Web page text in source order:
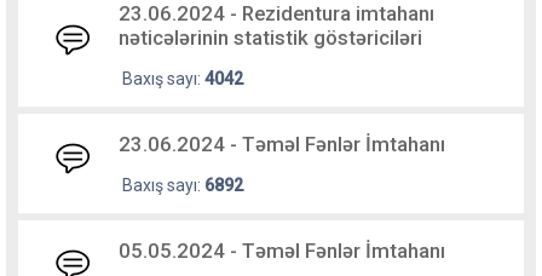
23.06.2024 - Rezidentura imtahanı
nəticələrinin statistik göstəriciləri
Baxış sayı: 4042
23.06.2024 - Təməl Fənlər İmtahanı
Baxış sayı: 6892
05.05.2024 - Təməl Fənlər İmtahanı